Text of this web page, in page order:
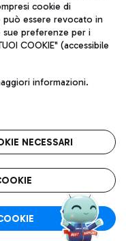
13032990155 P.
00054 Fiumicino (RM)
cookie di
essere revocato in
sue preferenze per i
COOKIE" (accessibile
informazioni.
NECESSARI